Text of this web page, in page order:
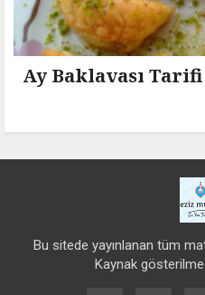
Ay Baklavası Tarifi
Bu sitede yayınlanan tüm
Kaynak